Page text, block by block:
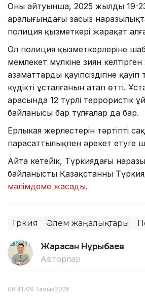
Оның айтуынша, 2025 жылдың 19-
аралығындағы заңсыз
полиция қызметкері жарақат
Ол полиция қызметкерлеріне
мемлекет мүлкіне зиян
азаматтардың қауіпсіздігіне қауіп
күдікті ұсталғанын атап өтті.
арасында 12 түрлі террористік
байланысы бар тұлғалар да бар.
Ерлыкая жерлестерін тәртіпті
парасаттылықпен әрекет етуге
Айта кетейік, Түркиядағы
байланысты Қазақстанның
мәлімдеме жасады.
Түркия Әлем жаңалықтары
Жарасқан Нұрыбаев
Авторлар
06:41, 09 Тамыз 2026